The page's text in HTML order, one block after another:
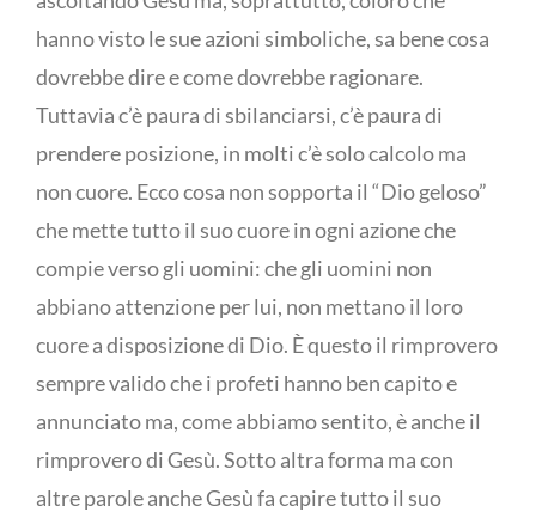
hanno visto le sue azioni simboliche, sa bene cosa
dovrebbe dire e come dovrebbe ragionare.
Tuttavia c’è paura di sbilanciarsi, c’è paura di
prendere posizione, in molti c’è solo calcolo ma
non cuore. Ecco cosa non sopporta il “Dio geloso”
che mette tutto il suo cuore in ogni azione che
compie verso gli uomini: che gli uomini non
abbiano attenzione per lui, non mettano il loro
cuore a disposizione di Dio. È questo il rimprovero
sempre valido che i profeti hanno ben capito e
annunciato ma, come abbiamo sentito, è anche il
rimprovero di Gesù. Sotto altra forma ma con
altre parole anche Gesù fa capire tutto il suo